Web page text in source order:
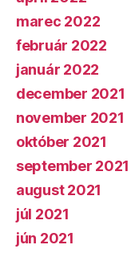
marec 2022
február 2022
január 2022
december 2021
november 2021
október 2021
september 2021
august 2021
júl 2021
jún 2021